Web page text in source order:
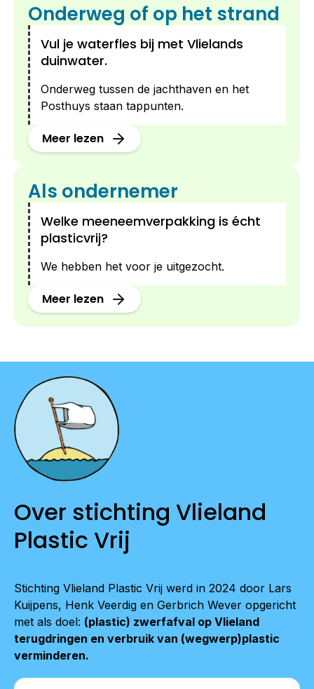
Onderweg of op het strand
Vul je waterfles bij met Vlielands
duinwater.
Onderweg tussen de jachthaven en het
Posthuys staan tappunten.
Meer lezen
Als ondernemer
Welke meeneemverpakking is écht
plasticvrij?
We hebben het voor je uitgezocht.
Meer lezen
Over stichting Vlieland
Plastic Vrij
Stichting Vlieland Plastic Vrij werd in 2024 door Lars
Kuijpens, Henk Veerdig en Gerbrich Wever opgericht
met als doel: (plastic) zwerfafval op Vlieland
terugdringen en verbruik van (wegwerp)plastic
verminderen.